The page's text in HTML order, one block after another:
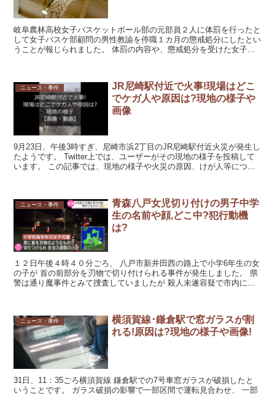
岐阜農林高校女子バスケットボール部の元部員２人に体罰を行ったと
して女子バスケ部顧問の男性教諭を停職１カ月の懲戒処分にしたとい
うことが報じられました。 体罰の内容や、懲戒処分を受けた女子バ
ニュース・事件
JR尼崎駅付近で火事!現場はどこ
でケガ人や原因は?現地の様子や
画像
9月23日、午後3時すぎ、尼崎市浜2丁目のJR尼崎駅付近火災が発生し
たようです。 Twitter上では、ユーザーがその現地の様子を投稿して
います。 この記事では、現地の様子や火災の原因、けが人等につい
ニュース・事件
青森八戸女児切り付けの男子中学
生の名前や顔,どこ中?犯行動機
は?
１２日午後４時４０分ごろ、 八戸市新井田西の路上で小学6年生の女
の子が 首の前部分を刃物で切り付けられる事件が発生しました。 県
警は通り魔事件とみて捜査していましたが 殺人未遂容疑で市内に住
ニュース・事件
横須賀線･鎌倉駅で窓ガラスが割
れる!原因は?現地の様子や画像!
31日、11：35ごろ横須賀線 鎌倉駅での7号車窓ガラスが破損したと
いうことです。 ガラス破損の影響で一部区間で運転見合わせ、 一部